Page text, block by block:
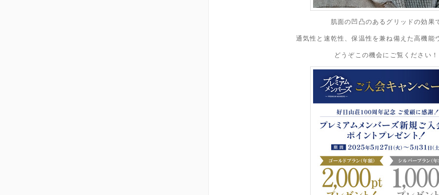
肌面の凹凸のあるグリッドの効果
通気性と速乾性、保温性を兼ね備えた高機能
どうぞこの機会にご覧ください！